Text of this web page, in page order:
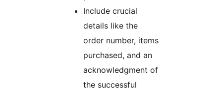
Include crucial
details like the
order number, items
purchased, and an
acknowledgment of
the successful